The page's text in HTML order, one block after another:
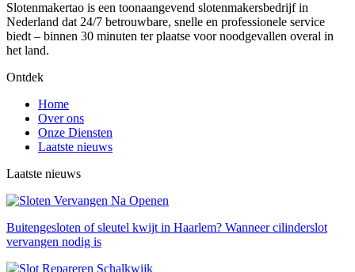
Slotenmakertao is een toonaangevend slotenmakersbedrijf in
Nederland dat 24/7 betrouwbare, snelle en professionele service
biedt – binnen 30 minuten ter plaatse voor noodgevallen overal in
het land.
Ontdek
Home
Over ons
Onze Diensten
Laatste nieuws
Laatste nieuws
Buitengesloten of sleutel kwijt in Haarlem? Wanneer cilinderslot
vervangen nodig is